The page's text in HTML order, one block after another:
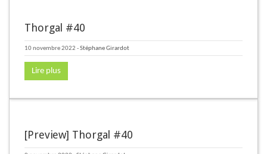
Thorgal #40
10 novembre 2022 -Stéphane Girardot
Lire plus
[Preview] Thorgal #40